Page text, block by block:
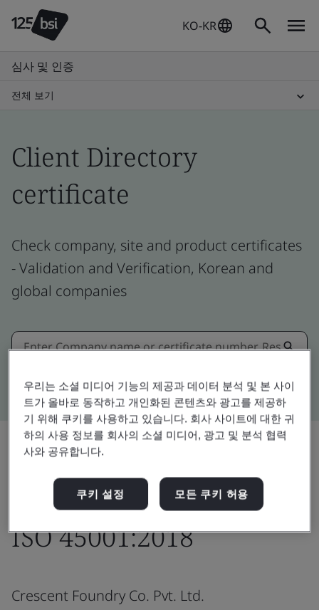
KO-KR
심사 및 인증
전체 보기
Client Directory
certificate
Check company, site and product certificates
- Validation and Verification, Korean and
global companies
Kitemark advanced search
ISO 45001:2018
Crescent Foundry Co. Pvt. Ltd.
우리는 소셜 미디어 기능의 제공과 데이터 분석 및 본 사이
트가 올바로 동작하고 개인화된 콘텐츠와 광고를 제공하
기 위해 쿠키를 사용하고 있습니다. 회사 사이트에 대한 귀
하의 사용 정보를 회사의 소셜 미디어, 광고 및 분석 협력
사와 공유합니다.
쿠키 설정 모든 쿠키 허용